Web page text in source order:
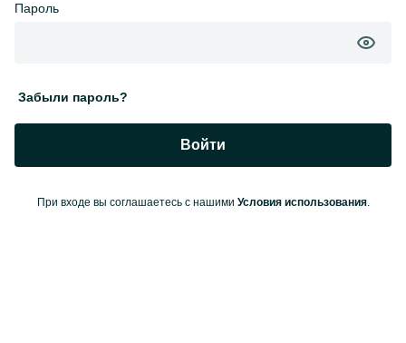
Пароль
Забыли пароль?
Войти
При входе вы соглашаетесь с нашими Условия использования.